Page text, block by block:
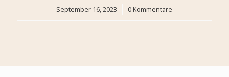
September 16, 2023
/ 0 Kommentare